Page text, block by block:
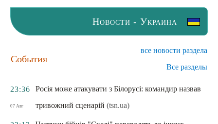
Новости - Украина
События
все новости раздела
Все разделы
23:36
07 Авг
Росія може атакувати з Білорусі: командир назвав
тривожний сценарій (tsn.ua)